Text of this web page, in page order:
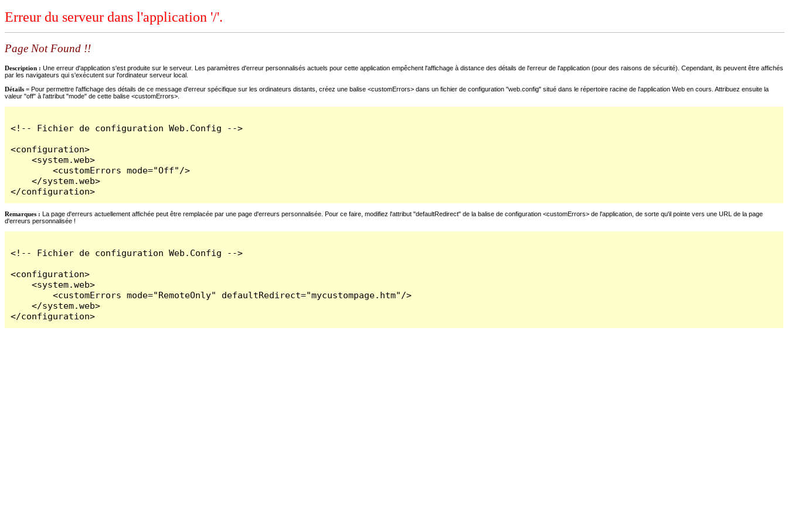
Erreur du serveur dans l'application '/'.
Page Not Found !!
Description : Une erreur d'application s'est produite sur le serveur. Les paramètres d'erreur personnalisés actuels pour cette application empêchent l'affichage à distance des détails de l'erreur de l'application (pour des raisons de sécurité). Cependant, ils peuvent être affichés
par les navigateurs qui s'exécutent sur l'ordinateur serveur local.
Détails = Pour permettre l'affichage des détails de ce message d'erreur spécifique sur les ordinateurs distants, créez une balise <customErrors> dans un fichier de configuration "web.config" situé dans le répertoire racine de l'application Web en cours. Attribuez ensuite la
valeur "off" à l'attribut "mode" de cette balise <customErrors>.
<!-- Fichier de configuration Web.Config -->
<configuration>
    <system.web>
        <customErrors mode="Off"/>
    </system.web>
</configuration>
Remarques : La page d'erreurs actuellement affichée peut être remplacée par une page d'erreurs personnalisée. Pour ce faire, modifiez l'attribut "defaultRedirect" de la balise de configuration <customErrors> de l'application, de sorte qu'il pointe vers une URL de la page
d'erreurs personnalisée !
<!-- Fichier de configuration Web.Config -->
<configuration>
    <system.web>
        <customErrors mode="RemoteOnly" defaultRedirect="mycustompage.htm"/>
    </system.web>
</configuration>